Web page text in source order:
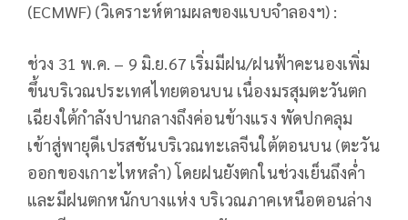
(ECMWF) (วิเคราะห์ตามผลของแบบจำลองฯ) :
ช่วง 31 พ.ค. – 9 มิ.ย.67 เริ่มมีฝน/ฝนฟ้าคะนองเพิ่ม
ขึ้นบริเวณประเทศไทยตอนบน เนื่องมรสุมตะวันตก
เฉียงใต้กำลังปานกลางถึงค่อนข้างแรง พัดปกคลุม
เข้าสู่พายุดีเปรสชันบริเวณทะเลจีนใต้ตอนบน (ตะวัน
ออกของเกาะไหหลำ) โดยฝนยังตกในช่วงเย็นถึงค่ำ
และมีฝนตกหนักบางแห่ง บริเวณภาคเหนือตอนล่าง